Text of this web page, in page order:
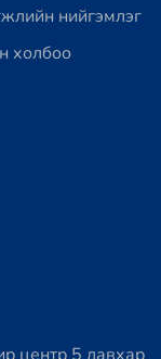
нийгэмлэг
холбоо